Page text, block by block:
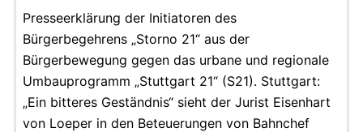
Presseerklärung der Initiatoren des
Bürgerbegehrens „Storno 21“ aus der
Bürgerbewegung gegen das urbane und regionale
Umbauprogramm „Stuttgart 21“ (S21). Stuttgart:
„Ein bitteres Geständnis“ sieht der Jurist Eisenhart
von Loeper in den Beteuerungen von Bahnchef